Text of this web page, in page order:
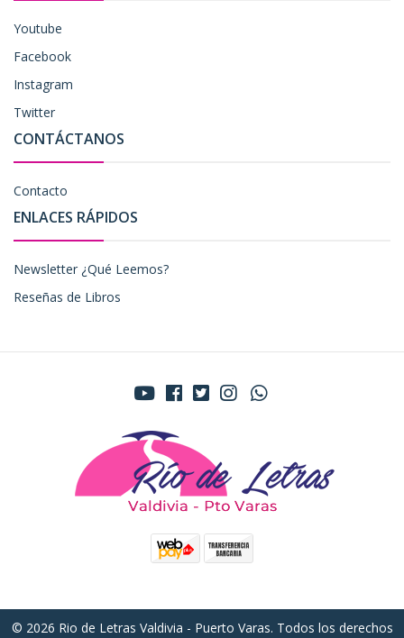
Youtube
Facebook
Instagram
Twitter
CONTÁCTANOS
Contacto
ENLACES RÁPIDOS
Newsletter ¿Qué Leemos?
Reseñas de Libros
© 2026 Rio de Letras Valdivia - Puerto Varas. Todos los derechos